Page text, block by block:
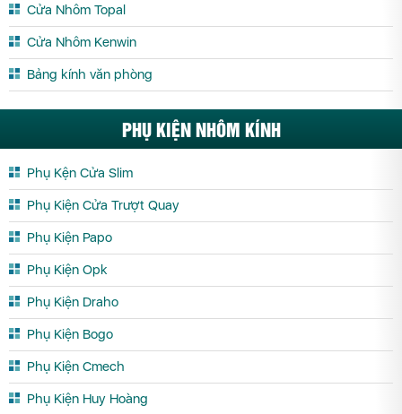
Nhôm Xingfa tại Yên Bái
Cửa Nhôm Topal
Cửa Nhôm Kenwin
Bảng kính văn phòng
PHỤ KIỆN NHÔM KÍNH
Phụ Kện Cửa Slim
Phụ Kiện Cửa Trượt Quay
Phụ Kiện Papo
Phụ Kiện Opk
Phụ Kiện Draho
Phụ Kiện Bogo
Phụ Kiện Cmech
Phụ Kiện Huy Hoàng